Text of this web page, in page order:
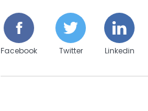
Facebook Twitter Linkedin